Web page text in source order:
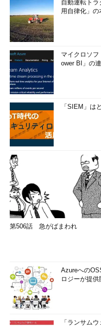
自動運転ト
用自律化」の
マイクロソ
ower BI」の
「SIEM」は
第506話 急がばまわれ
Azureへの
ロジーが提供
「ランサム